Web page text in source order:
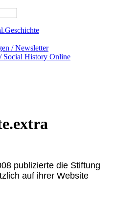
/ Newsletter
Social History Online
publizierte die Stiftung
auf ihrer Website